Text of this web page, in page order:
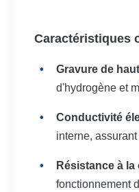
Caractéristiques
Gravure de
d'hydrogène et
Conductivité
interne,
Résistance à
fonctionnement